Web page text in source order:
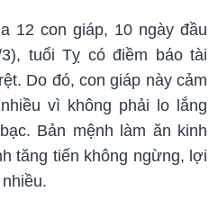
12 con giáp, 10 ngày đầu
tuổi Tỵ có điềm báo tài
Do đó, con giáp này cảm
vì không phải lo lắng
Bản mệnh làm ăn kinh
tăng tiến không ngừng, lợi